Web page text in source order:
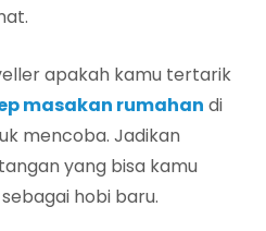
apakah kamu tertarik
masakan rumahan di
mencoba. Jadikan
yang bisa kamu
hobi baru.